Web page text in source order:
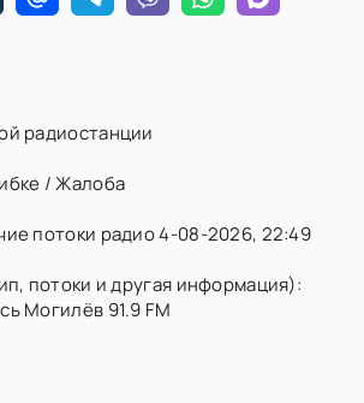
радиостанции
/ Жалоба
потоки радио 4-08-2026, 22:49
потоки и другая информация):
Могилёв 91.9 FM